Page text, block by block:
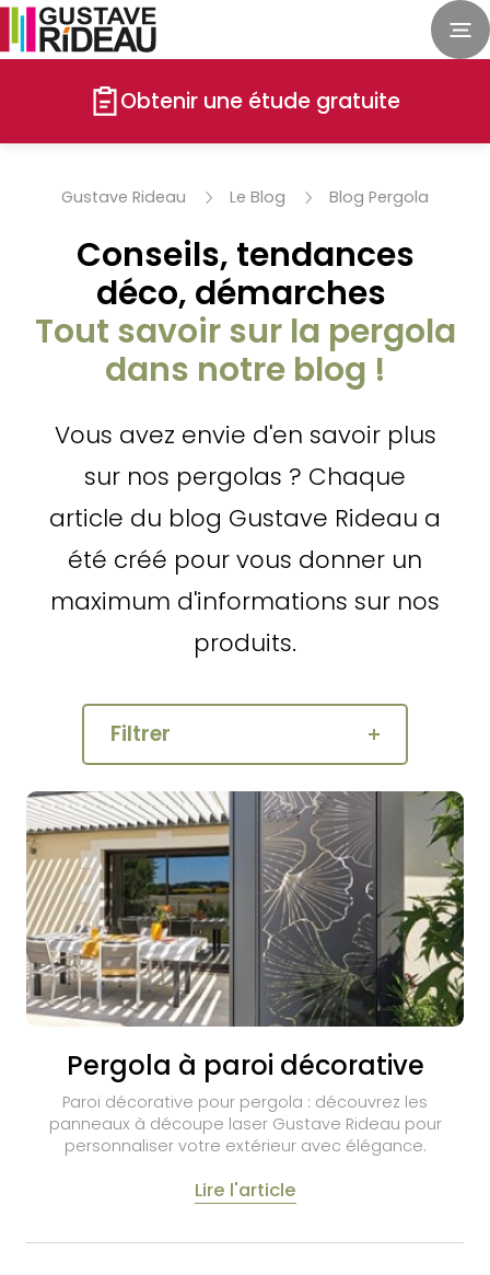
Obtenir une étude gratuite
Gustave Rideau Le Blog Blog Pergola
Conseils, tendances
déco, démarches
Tout savoir sur la pergola
dans notre blog !
Vous avez envie d'en savoir plus
sur nos pergolas ? Chaque
article du blog Gustave Rideau a
été créé pour vous donner un
maximum d'informations sur nos
produits.
Filtrer
Pergola à paroi décorative
Paroi décorative pour pergola : découvrez les
panneaux à découpe laser Gustave Rideau pour
personnaliser votre extérieur avec élégance.
Lire l'article